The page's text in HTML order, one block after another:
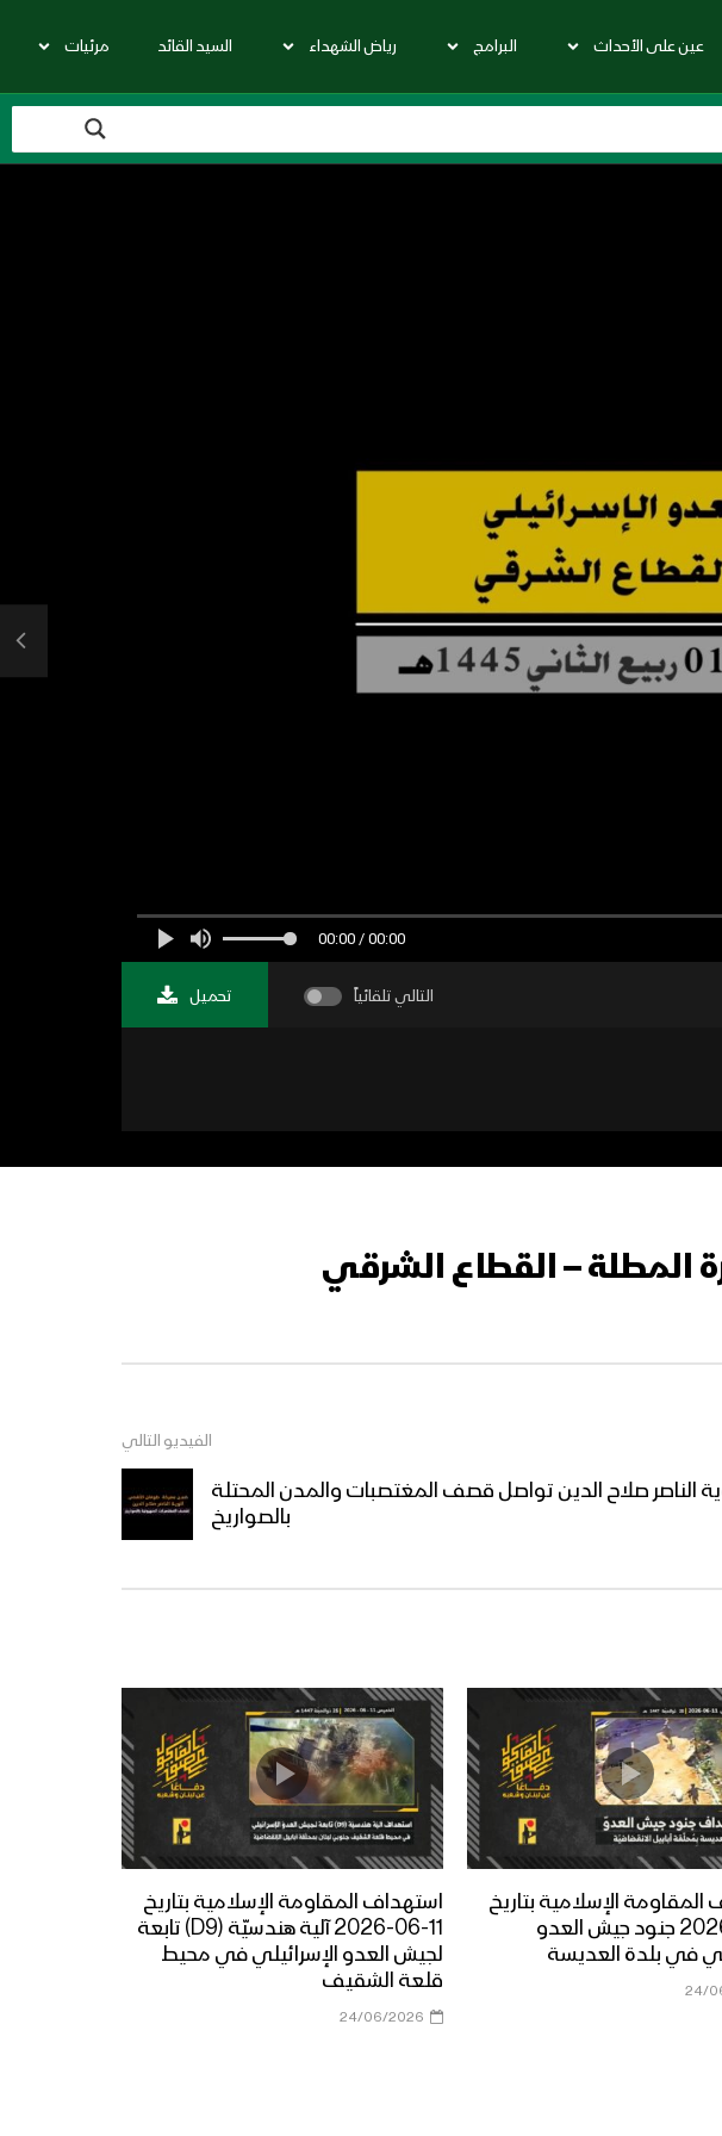
عين على الأحداث البرامج رياض الشهداء السيد القائد مرئيات
00:00 / 00:00
التالي تلقائياً تحميل
المطلة – القطاع الشرقي
الفيديو التالي
الناصر صلاح الدين تواصل قصف المغتصبات والمدن المحتلة
بالصواريخ
المقاومة الإسلامية بتاريخ
11-06-2026 جنود جيش العدو
في بلدة العديسة
24/
استهداف المقاومة الإسلامية بتاريخ
11-06-2026 آلية هندسيّة (D9) تابعة
لجيش العدو الإسرائيلي في محيط
قلعة الشقيف
24/06/2026